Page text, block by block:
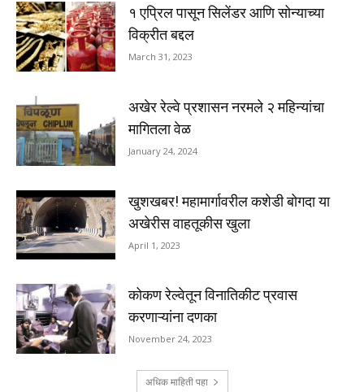
१ एप्रिल पासून सिलेंडर आणि सोन्याच्या
विक्रीत बद्दल
March 31, 2023
अखेर रेल्वे प्रशासन नरमले २ महिन्यांचा
मागितला वेळ
January 24, 2024
खुशखबर! महामार्गावरील कशेडी बोगदा या
अखेरीस वाहतूकीस खुला
April 1, 2023
कोकण रेल्वेतून विनातिकीट प्रवास
करणाऱ्यांना दणका
November 24, 2023
अधिक माहिती पहा